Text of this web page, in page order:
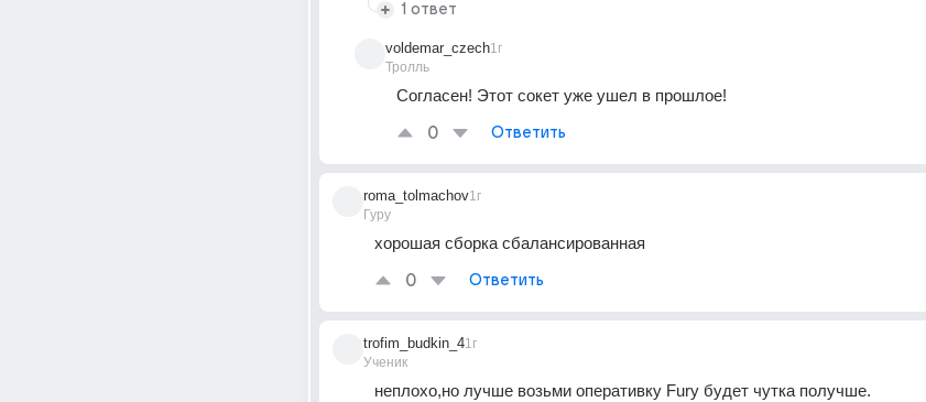
1 ответ
voldemar_czech
Тролль
1г
Согласен! Этот сокет уже ушел в прошлое!
0 Ответить
roma_tolmachov
Гуру
1г
хорошая сборка сбалансированная
0 Ответить
trofim_budkin_4
Ученик
1г
неплохо,но лучше возьми оперативку Fury будет чутка получше.